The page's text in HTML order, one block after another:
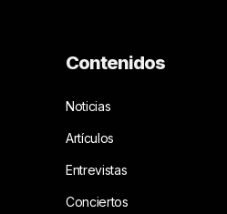
Contenidos
Noticias
Artículos
Entrevistas
Conciertos